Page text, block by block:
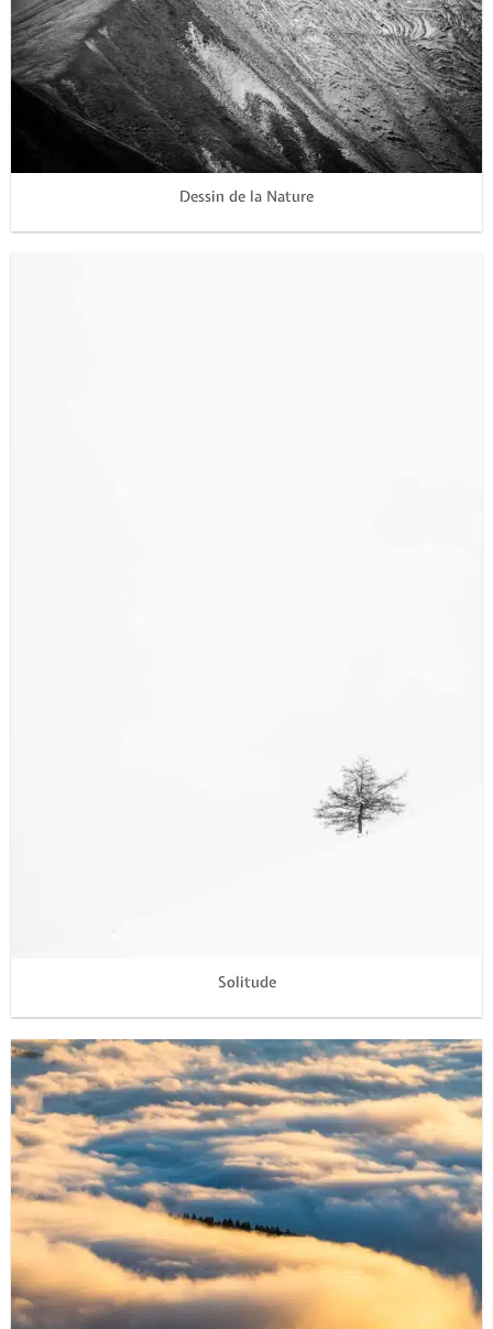
Dessin de la Nature
Solitude